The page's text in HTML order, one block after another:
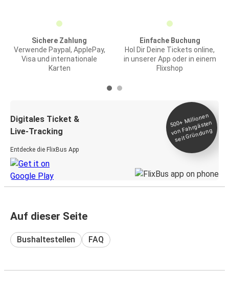
Sichere Zahlung
Verwende Paypal, ApplePay,
Visa und internationale
Karten
Einfache Buchung
Hol Dir Deine Tickets online,
in unserer App oder in einem
Flixshop
Digitales Ticket &
Live-Tracking
Entdecke die FlixBus App
500+
Millionen
von Fahrgästen
seit
Gründung
Auf dieser Seite
Bushaltestellen FAQ